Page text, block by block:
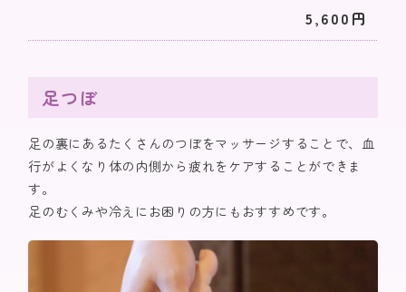
5,600円
足つぼ
足の裏にあるたくさんのつぼをマッサージすることで、血
行がよくなり体の内側から疲れをケアすることができま
す。
足のむくみや冷えにお困りの方にもおすすめです。